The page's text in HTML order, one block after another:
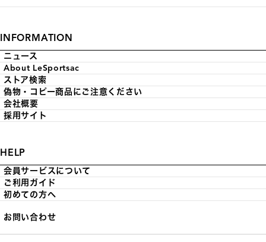
INFORMATION
ニュース
About LeSportsac
ストア検索
偽物・コピー商品にご注意ください
会社概要
採用サイト
HELP
会員サービスについて
ご利用ガイド
初めての方へ
お問い合わせ